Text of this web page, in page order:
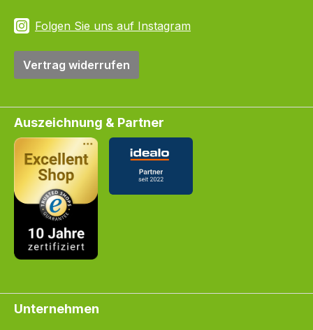
Folgen Sie uns auf Instagram
Vertrag widerrufen
Auszeichnung & Partner
Unternehmen